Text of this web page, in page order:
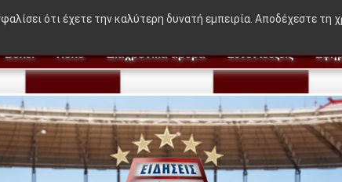
Βόλεϊ Πόλο Διαχρονικά άρθρα Συνεντεύξεις
🔥 BREAKING NEWS: "Η ιδέα που δεν βγήκε
ότι έχετε την καλύτερη δυνατή εμπειρία. Αποδέχεστε τη